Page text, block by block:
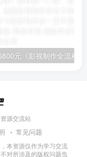
源交流站
常见问题
本资源仅作为学习交流
对所涉及的版权问题负